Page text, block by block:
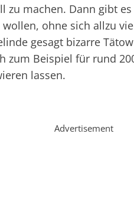
zu machen. Dann gibt
ohne sich allzu
gesagt bizarre
zum Beispiel für rund
lassen.
Advertisement